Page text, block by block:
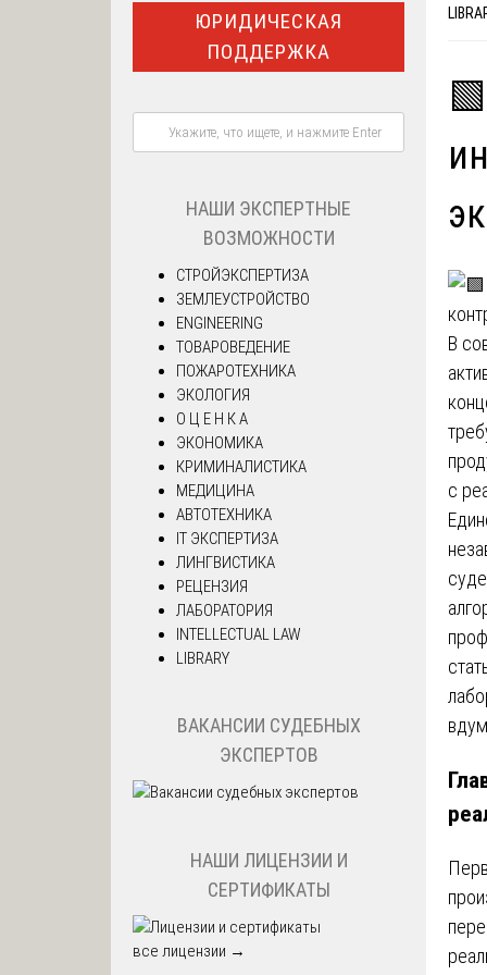
В
с
ЮРИДИЧЕСКАЯ
ПОДДЕРЖКА
НАШИ ЭКСПЕРТНЫЕ
ВОЗМОЖНОСТИ
СТРОЙЭКСПЕРТИЗА
ЗЕМЛЕУСТРОЙСТВО
ENGINEERING
ТОВАРОВЕДЕНИЕ
ПОЖАРОТЕХНИКА
ЭКОЛОГИЯ
О Ц Е Н К А
ЭКОНОМИКА
КРИМИНАЛИСТИКА
МЕДИЦИНА
АВТОТЕХНИКА
IT ЭКСПЕРТИЗА
ЛИНГВИСТИКА
РЕЦЕНЗИЯ
ЛАБОРАТОРИЯ
INTELLECTUAL LAW
LIBRARY
ВАКАНСИИ СУДЕБНЫХ
ЭКСПЕРТОВ
НАШИ ЛИЦЕНЗИИ И
СЕРТИФИКАТЫ
все лицензии →